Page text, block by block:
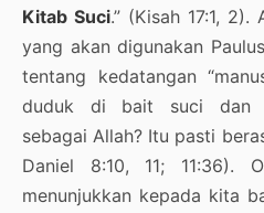
Kitab Suci.” (Kisah 17:1,
yang akan digunakan
tentang kedatangan
duduk di bait suci dan
sebagai Allah? Itu pasti
Daniel 8:10, 11; 11:36).
menunjukkan kepada kita